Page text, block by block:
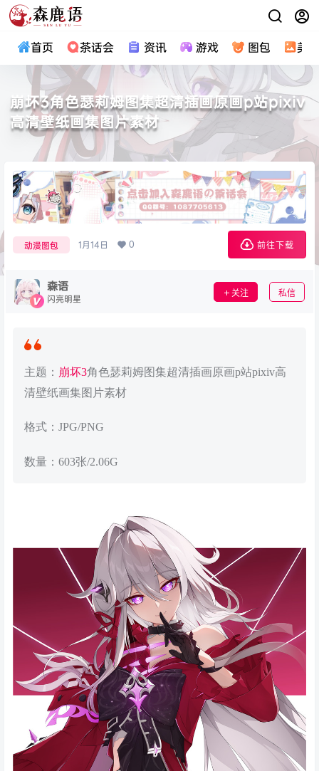
首页 茶话会 资讯 游戏 图包 美
崩坏3角色瑟莉姆图集超清插画原画p站pixiv
高清壁纸画集图片素材
动漫图包 1月14日 0 前往下载
森语
闪亮明星 关注 私信
主题： 崩坏3角色瑟莉姆图集超清插画原画p站pixiv高
清壁纸画集图片素材
格式：JPG/PNG
数量：603张/2.06G